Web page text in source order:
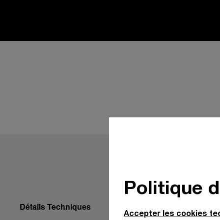
Détails Techniques
Politique
Accepter les cookies